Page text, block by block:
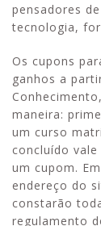
pensadores
tecnologia,
Os cupons
ganhos a
maneira:
um curso
concluído
um cupom.
endereço do
constarão
regulamento